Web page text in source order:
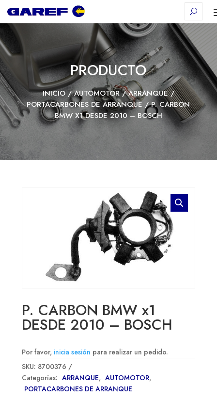
PRODUCTO
INICIO/AUTOMOTOR/ARRANQUE/
PORTACARBONES DE ARRANQUE / P. CARBON
BMW X1 DESDE 2010 – BOSCH
P. CARBON BMW x1
DESDE 2010 – BOSCH
Por favor, inicia sesión para realizar un pedido.
SKU: 8700376
Categorías: ARRANQUE, AUTOMOTOR,
PORTACARBONES DE ARRANQUE